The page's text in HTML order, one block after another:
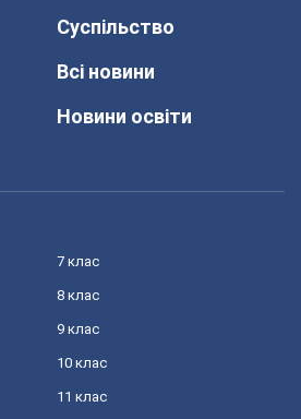
Суспільство
Всі новини
Новини освіти
7 клас
8 клас
9 клас
10 клас
11 клас